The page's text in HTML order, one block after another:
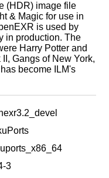
(HDR) image file
& Magic for use in
is used by
in production. The
Harry Potter and
Gangs of New York,
become ILM's
3